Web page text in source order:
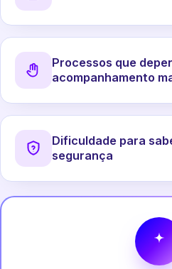
Processos que
acompanhamento
Dificuldade para
segurança